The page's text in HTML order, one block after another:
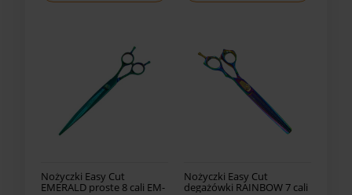
Nożyczki Easy Cut
EMERALD proste 8 cali EM-
Nożyczki Easy Cut
degażówki RAINBOW 7 cali